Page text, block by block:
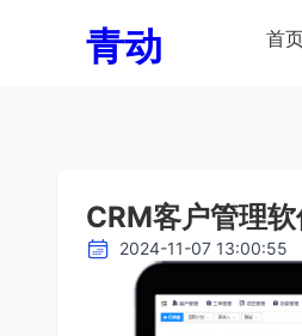
青动 首
CRM客户管理
2024-11-07 13:00:55